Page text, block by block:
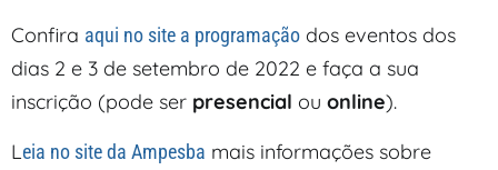
Confira aqui no site a programação dos eventos dos
dias 2 e 3 de setembro de 2022 e faça a sua
inscrição (pode ser presencial ou online).
L eia no site da Ampesba mais informações sobre